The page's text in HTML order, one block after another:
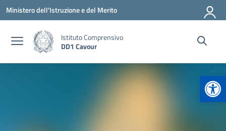
Vai ai contenuti
Vai al menu di navigazione
Vai al footer
Ministero dell'Istruzione e del Merito
Istituto Comprensivo
DD1 Cavour